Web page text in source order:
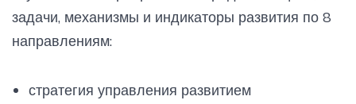
задачи, механизмы и индикаторы развития по 8
направлениям:
стратегия управления развитием